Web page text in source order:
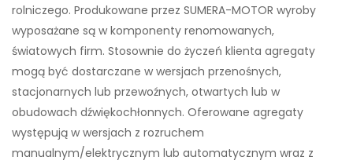
rolniczego. Produkowane przez SUMERA-MOTOR wyroby
wyposażane są w komponenty renomowanych,
światowych firm. Stosownie do życzeń klienta agregaty
mogą być dostarczane w wersjach przenośnych,
stacjonarnych lub przewoźnych, otwartych lub w
obudowach dźwiękochłonnych. Oferowane agregaty
występują w wersjach z rozruchem
manualnym/elektrycznym lub automatycznym wraz z